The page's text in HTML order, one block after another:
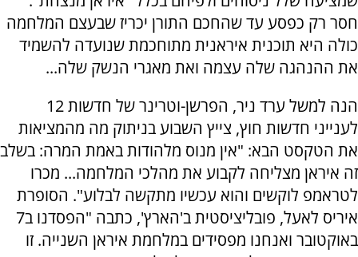
חסר רק כפסע עד שהחכם התורן יכריז שבעצם המלחמה
כולה היא תוכנית איראנית מתוחכמת שנועדה להשמיד
את ההנהגה שלה עצמה ואת מאגרי הנשק שלה...
הנה למשל ערד ניר, הפרשן-וטרינר של חדשות 12
לענייני חדשות חוץ, צייץ השבוע בניתוק מה מהמציאות
את הטקסט הבא: "אין מנוס מלהודות באמת המרה: בשלב
זה איראן מצליחה לקבוע את מהלכי המלחמה... מכרו
לטראמפ לוקשים והוא עכשיו מתקשה לבלוע". הסופרת
איריס לאעל, פובליציסטית ב'הארץ', כתבה "הפסדנו ב7
באוקטובר ואנחנו מפסידים במלחמת איראן השנייה. זו